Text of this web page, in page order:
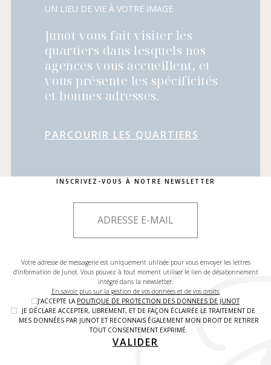
UN LIEU DE VIE À VOTRE IMAGE
Junot vous fait visiter les
quartiers dans lesquels nos
agences vous accueillent, et
vous présente les spécificités
et bonnes adresses.
PARCOURIR LES QUARTIERS
INSCRIVEZ-VOUS À NOTRE NEWSLETTER
Votre adresse de messagerie est uniquement utilisée pour vous envoyer les lettres
d'information de Junot. Vous pouvez à tout moment utiliser le lien de désabonnement
intégré dans la newsletter.
En savoir plus sur la gestion de vos données et de vos droits.
J’ACCEPTE LA POLITIQUE DE PROTECTION DES DONNEES DE JUNOT
JE DÉCLARE ACCEPTER, LIBREMENT, ET DE FAÇON ÉCLAIRÉE LE TRAITEMENT DE
MES DONNÉES PAR JUNOT ET RECONNAIS ÉGALEMENT MON DROIT DE RETIRER
TOUT CONSENTEMENT EXPRIMÉ.
VALIDER